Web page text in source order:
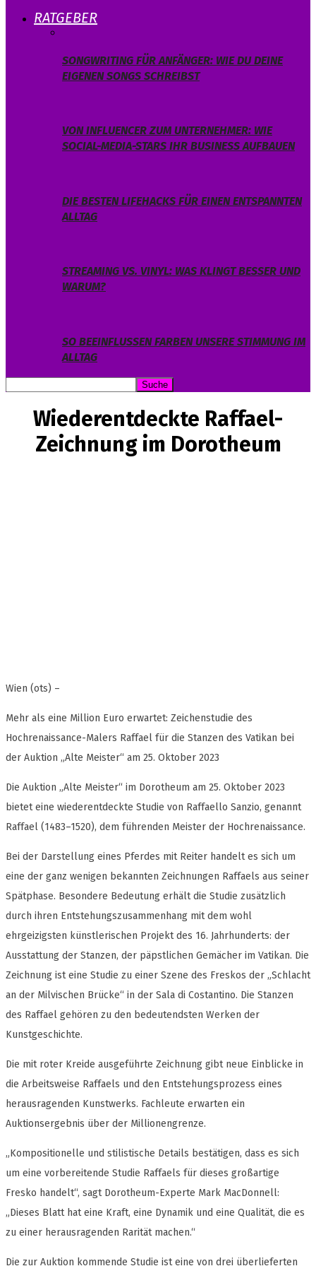
RATGEBER
SONGWRITING FÜR ANFÄNGER: WIE DU DEINE
EIGENEN SONGS SCHREIBST
VON INFLUENCER ZUM UNTERNEHMER: WIE
SOCIAL-MEDIA-STARS IHR BUSINESS AUFBAUEN
DIE BESTEN LIFEHACKS FÜR EINEN ENTSPANNTEN
ALLTAG
STREAMING VS. VINYL: WAS KLINGT BESSER UND
WARUM?
SO BEEINFLUSSEN FARBEN UNSERE STIMMUNG IM
ALLTAG
Wiederentdeckte Raffael-
Zeichnung im Dorotheum
Wien (ots) –
Mehr als eine Million Euro erwartet: Zeichenstudie des
Hochrenaissance-Malers Raffael für die Stanzen des Vatikan bei
der Auktion „Alte Meister“ am 25. Oktober 2023
Die Auktion „Alte Meister“ im Dorotheum am 25. Oktober 2023
bietet eine wiederentdeckte Studie von Raffaello Sanzio, genannt
Raffael (1483–1520), dem führenden Meister der Hochrenaissance.
Bei der Darstellung eines Pferdes mit Reiter handelt es sich um
eine der ganz wenigen bekannten Zeichnungen Raffaels aus seiner
Spätphase. Besondere Bedeutung erhält die Studie zusätzlich
durch ihren Entstehungszusammenhang mit dem wohl
ehrgeizigsten künstlerischen Projekt des 16. Jahrhunderts: der
Ausstattung der Stanzen, der päpstlichen Gemächer im Vatikan. Die
Zeichnung ist eine Studie zu einer Szene des Freskos der „Schlacht
an der Milvischen Brücke“ in der Sala di Costantino. Die Stanzen
des Raffael gehören zu den bedeutendsten Werken der
Kunstgeschichte.
Die mit roter Kreide ausgeführte Zeichnung gibt neue Einblicke in
die Arbeitsweise Raffaels und den Entstehungsprozess eines
herausragenden Kunstwerks. Fachleute erwarten ein
Auktionsergebnis über der Millionengrenze.
„Kompositionelle und stilistische Details bestätigen, dass es sich
um eine vorbereitende Studie Raffaels für dieses großartige
Fresko handelt“, sagt Dorotheum-Experte Mark MacDonnell:
„Dieses Blatt hat eine Kraft, eine Dynamik und eine Qualität, die es
zu einer herausragenden Rarität machen.“
Die zur Auktion kommende Studie ist eine von drei überlieferten